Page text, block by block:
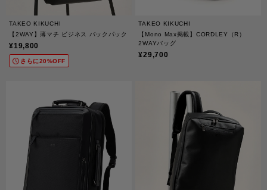
TAKEO KIKUCHI
【2WAY】薄マチ ビジネス バックパック
¥19,800
さらに20%OFF
TAKEO KIKUCHI
【Mono Max掲載】CORDLEY（R）
2WAYバッグ
¥29,700